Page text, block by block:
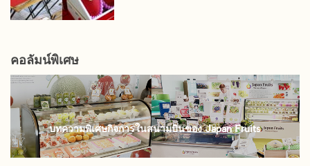
คอลัมน์พิเศษ
บทความพิเศษกิจการในสนามบินของ Japan Fruits